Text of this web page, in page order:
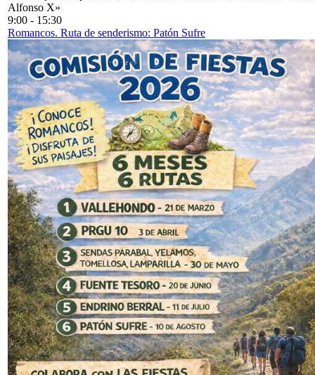
Alfonso X»
9:00 - 15:30
Romancos. Ruta de senderismo: Patón Sufre